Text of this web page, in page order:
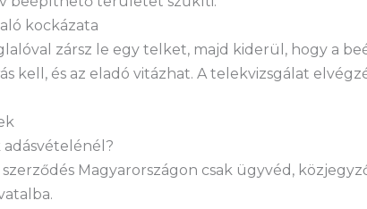
kockázata
zársz le egy telket, majd kiderül, hogy a
kell, és az eladó vitázhat. A telekvizsgálat
Magyarországon csak ügyvéd,